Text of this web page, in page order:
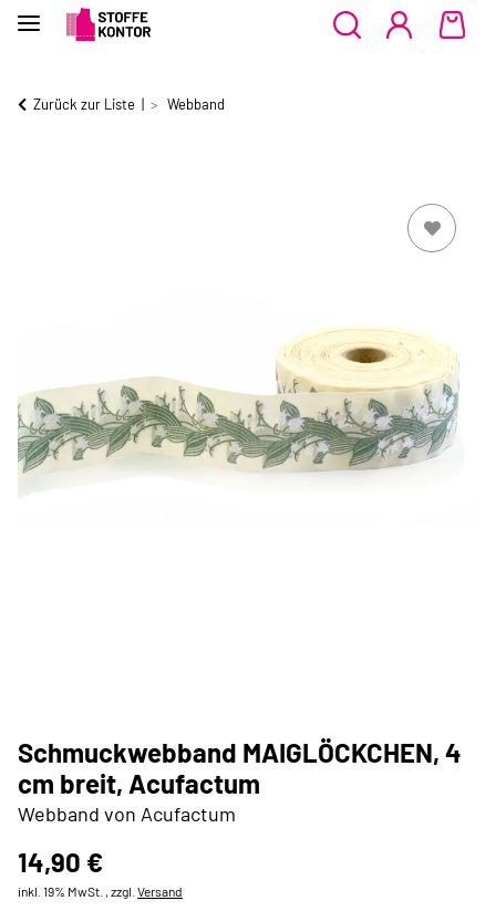
Zurück zur Liste Webband
Schmuckwebband MAIGLÖCKCHEN, 4
cm breit, Acufactum
Webband von Acufactum
14,90 €
inkl. 19% MwSt. , zzgl. Versand